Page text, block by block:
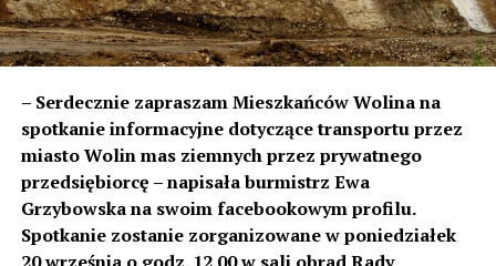
– Serdecznie zapraszam Mieszkańców Wolina na
spotkanie informacyjne dotyczące transportu przez
miasto Wolin mas ziemnych przez prywatnego
przedsiębiorcę – napisała burmistrz Ewa
Grzybowska na swoim facebookowym profilu.
Spotkanie zostanie zorganizowane w poniedziałek